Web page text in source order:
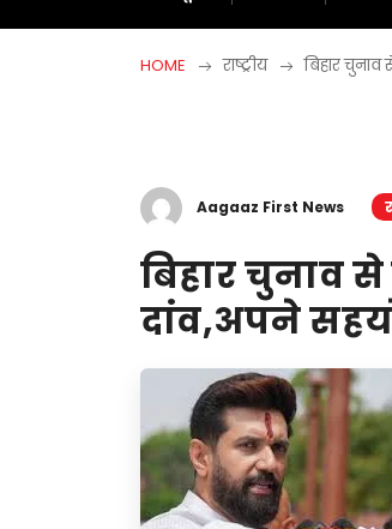
HOME राष्ट्रीय बिहार
Aagaaz First News
बिहार चुनाव
दांव,अपने